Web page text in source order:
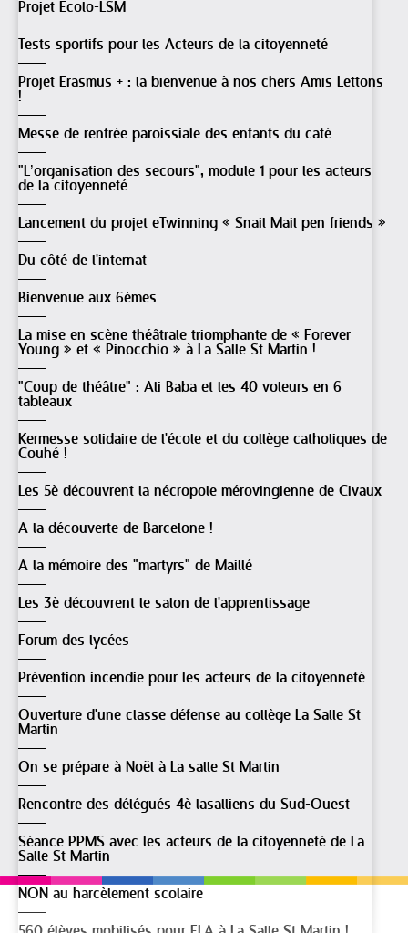
Projet Ecolo-LSM
Tests sportifs pour les Acteurs de la citoyenneté
Projet Erasmus + : la bienvenue à nos chers Amis Lettons
!
Messe de rentrée paroissiale des enfants du caté
"L’organisation des secours", module 1 pour les acteurs
de la citoyenneté
Lancement du projet eTwinning « Snail Mail pen friends »
Du côté de l'internat
Bienvenue aux 6èmes
La mise en scène théâtrale triomphante de « Forever
Young » et « Pinocchio » à La Salle St Martin !
"Coup de théâtre" : Ali Baba et les 40 voleurs en 6
tableaux
Kermesse solidaire de l'école et du collège catholiques de
Couhé !
Les 5è découvrent la nécropole mérovingienne de Civaux
A la découverte de Barcelone !
A la mémoire des "martyrs" de Maillé
Les 3è découvrent le salon de l'apprentissage
Forum des lycées
Prévention incendie pour les acteurs de la citoyenneté
Ouverture d'une classe défense au collège La Salle St
Martin
On se prépare à Noël à La salle St Martin
Rencontre des délégués 4è lasalliens du Sud-Ouest
Séance PPMS avec les acteurs de la citoyenneté de La
Salle St Martin
NON au harcèlement scolaire